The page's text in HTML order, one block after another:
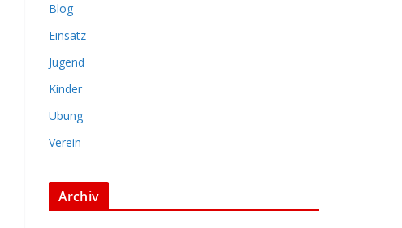
Blog
Einsatz
Jugend
Kinder
Übung
Verein
Archiv